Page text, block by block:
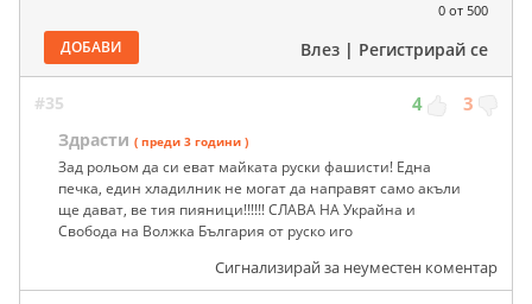
0 от 500
ДОБАВИ Влез | Регистрирай се
#35 4 3
Здрасти ( преди 3 години )
Зад рольом да си еват майката руски фашисти! Една
печка, един хладилник не могат да направят само акъли
ще дават, ве тия пияници!!!!!! СЛАВА НА Украйна и
Свобода на Волжка България от руско иго
Сигнализирай за неуместен коментар